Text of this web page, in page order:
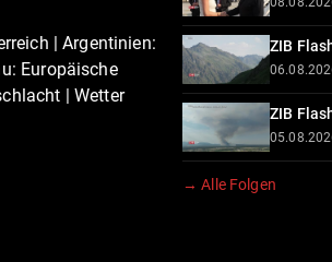
| Argentinien:
Europäische
| Wetter
ZIB
ZIB
→ Alle Folgen